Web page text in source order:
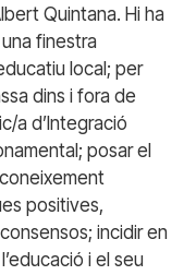
Quintana. Hi ha
finestra
local; per
dins i fora de
a d’Integració
posar el
positives,
incidir en
i el seu